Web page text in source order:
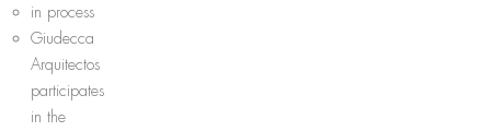
in process
Giudecca
Arquitectos
participates
in the